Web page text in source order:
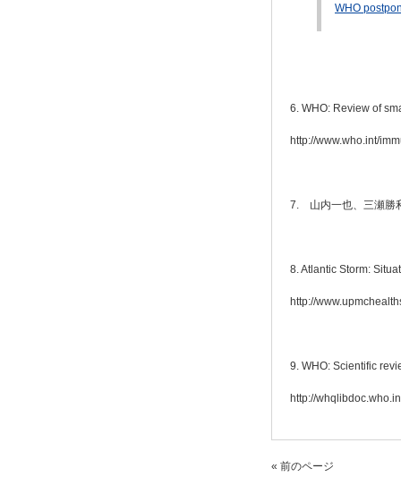
WHO
6. WHO: Review of
http://www.who.int/
7. 山内一也、三瀬勝
8. Atlantic Storm:
http://
9. WHO: Scientific
http://
« 前のページ